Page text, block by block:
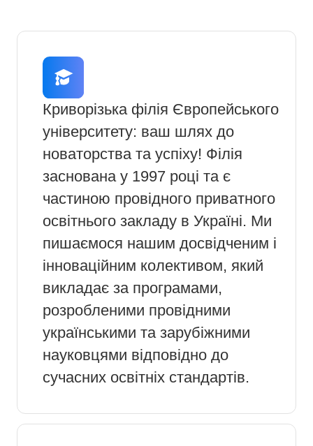
Криворізька філія Європейського
університету: ваш шлях до
новаторства та успіху! Філія
заснована у 1997 році та є
частиною провідного приватного
освітнього закладу в Україні. Ми
пишаємося нашим досвідченим і
інноваційним колективом, який
викладає за програмами,
розробленими провідними
українськими та зарубіжними
науковцями відповідно до
сучасних освітніх стандартів.